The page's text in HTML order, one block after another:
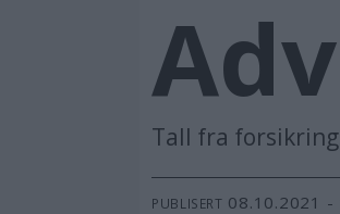
Tall fra
PUBLISERT 08.10.2021 -